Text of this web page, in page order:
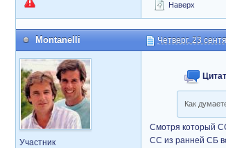
Наверх
Montanelli Четверг, 23
Участник
Как
Смотря который
СС из ранней СБ